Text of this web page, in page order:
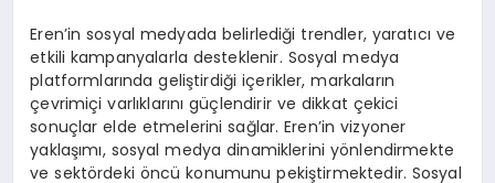
Eren’in sosyal medyada belirlediği trendler, yaratıcı ve
etkili kampanyalarla desteklenir. Sosyal medya
platformlarında geliştirdiği içerikler, markaların
çevrimiçi varlıklarını güçlendirir ve dikkat çekici
sonuçlar elde etmelerini sağlar. Eren’in vizyoner
yaklaşımı, sosyal medya dinamiklerini yönlendirmekte
ve sektördeki öncü konumunu pekiştirmektedir. Sosyal